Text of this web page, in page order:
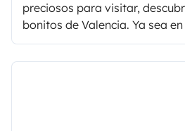
preciosos para visitar,
bonitos de Valencia. Ya sea
furgoneta camper Valencia